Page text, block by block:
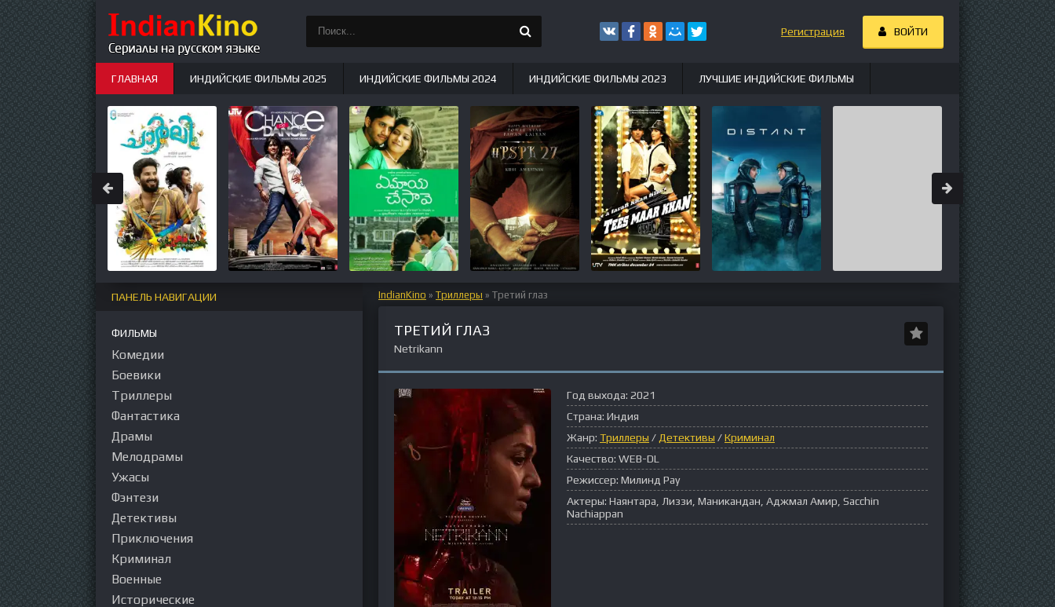
IndianKino » Триллеры » Третий глаз
ТРЕТИЙ ГЛАЗ
Netrikann
Год выхода: 2021
Страна: Индия
Жанр: Триллеры / Детективы /Криминал
Качество: WEB-DL
Режиссер: Милинд Рау
Актеры: Наянтара, Лиззи, Маникандан, Аджмал Амир, Sacchin
Nachiappan
ПАНЕЛЬ НАВИГАЦИИ
ФИЛЬМЫ
Комедии
Боевики
Триллеры
Фантастика
Драмы
Мелодрамы
Ужасы
Фэнтези
Детективы
Приключения
Криминал
Военные
Исторические
Регистрация ВОЙТИ
ГЛАВНАЯ ИНДИЙСКИЕ ФИЛЬМЫ 2025 ИНДИЙСКИЕ ФИЛЬМЫ 2024 ИНДИЙСКИЕ ФИЛЬМЫ 2023 ЛУЧШИЕ ИНДИЙСКИЕ ФИЛЬМЫ
ИНДИЙСКИЕ СЕРИАЛЫ НОВЫЕ